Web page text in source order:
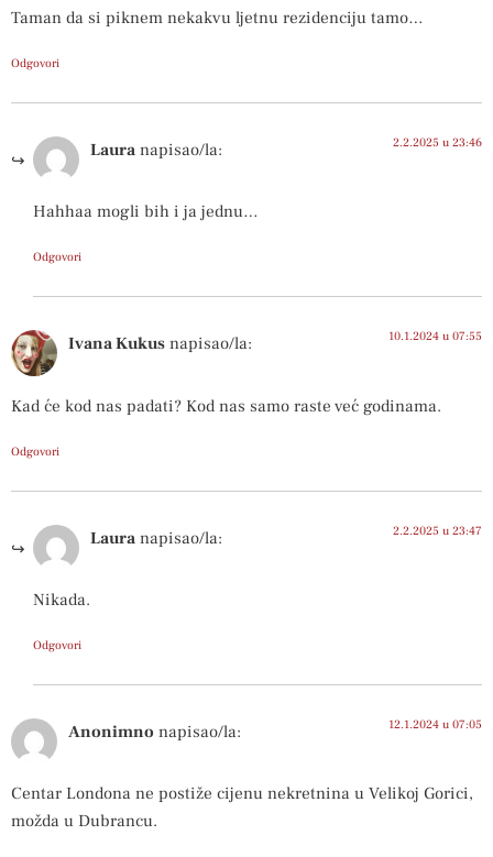
Taman da si piknem nekakvu ljetnu rezidenciju tamo…
Odgovori
Laura napisao/la: 2.2.2025 u 23:46
Hahhaa mogli bih i ja jednu…
Odgovori
Ivana Kukus napisao/la: 10.1.2024 u 07:55
Kad će kod nas padati? Kod nas samo raste već godinama.
Odgovori
Laura napisao/la: 2.2.2025 u 23:47
Nikada.
Odgovori
Anonimno napisao/la: 12.1.2024 u 07:05
Centar Londona ne postiže cijenu nekretnina u Velikoj Gorici,
možda u Dubrancu.